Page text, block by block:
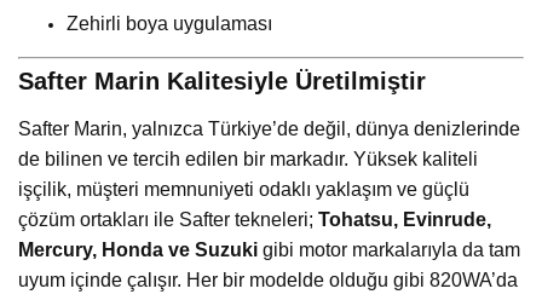
Zehirli boya uygulaması
Safter Marin Kalitesiyle Üretilmiştir
Safter Marin, yalnızca Türkiye’de değil, dünya denizlerinde
de bilinen ve tercih edilen bir markadır. Yüksek kaliteli
işçilik, müşteri memnuniyeti odaklı yaklaşım ve güçlü
çözüm ortakları ile Safter tekneleri; Tohatsu, Evinrude,
Mercury, Honda ve Suzuki gibi motor markalarıyla da tam
uyum içinde çalışır. Her bir modelde olduğu gibi 820WA’da